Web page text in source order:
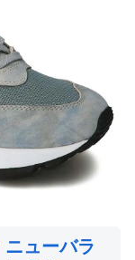
ニューバラ